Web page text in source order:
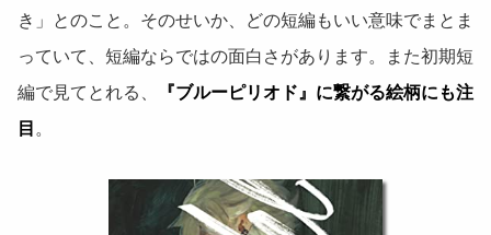
き」とのこと。そのせいか、どの短編もいい意味でまとま
っていて、短編ならではの面白さがあります。また初期短
編で見てとれる、
『ブルーピリオド』に繋がる絵柄にも注
目 。